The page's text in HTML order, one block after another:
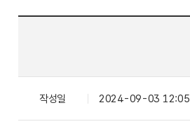
작성일 2024-09-03 12:05